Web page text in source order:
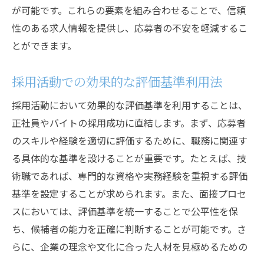
が可能です。これらの要素を組み合わせることで、信頼
性のある求人情報を提供し、応募者の不安を軽減するこ
とができます。
採用活動での効果的な評価基準利用法
採用活動において効果的な評価基準を利用することは、
正社員やバイトの採用成功に直結します。まず、応募者
のスキルや経験を適切に評価するために、職務に関連す
る具体的な基準を設けることが重要です。たとえば、技
術職であれば、専門的な資格や実務経験を重視する評価
基準を設定することが求められます。また、面接プロセ
スにおいては、評価基準を統一することで公平性を保
ち、候補者の能力を正確に判断することが可能です。さ
らに、企業の理念や文化に合った人材を見極めるための